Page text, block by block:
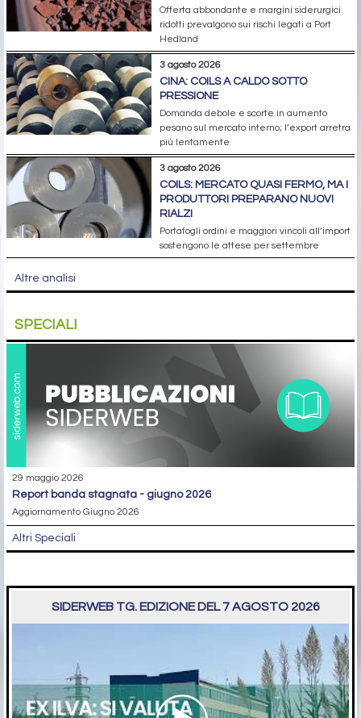
Offerta abbondante e margini siderurgici
ridotti prevalgono sui rischi legati a Port
Hedland
3 agosto 2026
CINA: COILS A CALDO SOTTO
PRESSIONE
Domanda debole e scorte in aumento
pesano sul mercato interno; l’export arretra
più lentamente
3 agosto 2026
COILS: MERCATO QUASI FERMO, MA I
PRODUTTORI PREPARANO NUOVI
RIALZI
Portafogli ordini e maggiori vincoli all’import
sostengono le attese per settembre
Altre analisi
SPECIALI
29 maggio 2026
report banda stagnata - giugno 2026
Aggiornamento Giugno 2026
Altri Speciali
SIDERWEB TG. EDIZIONE DEL 7 AGOSTO 2026